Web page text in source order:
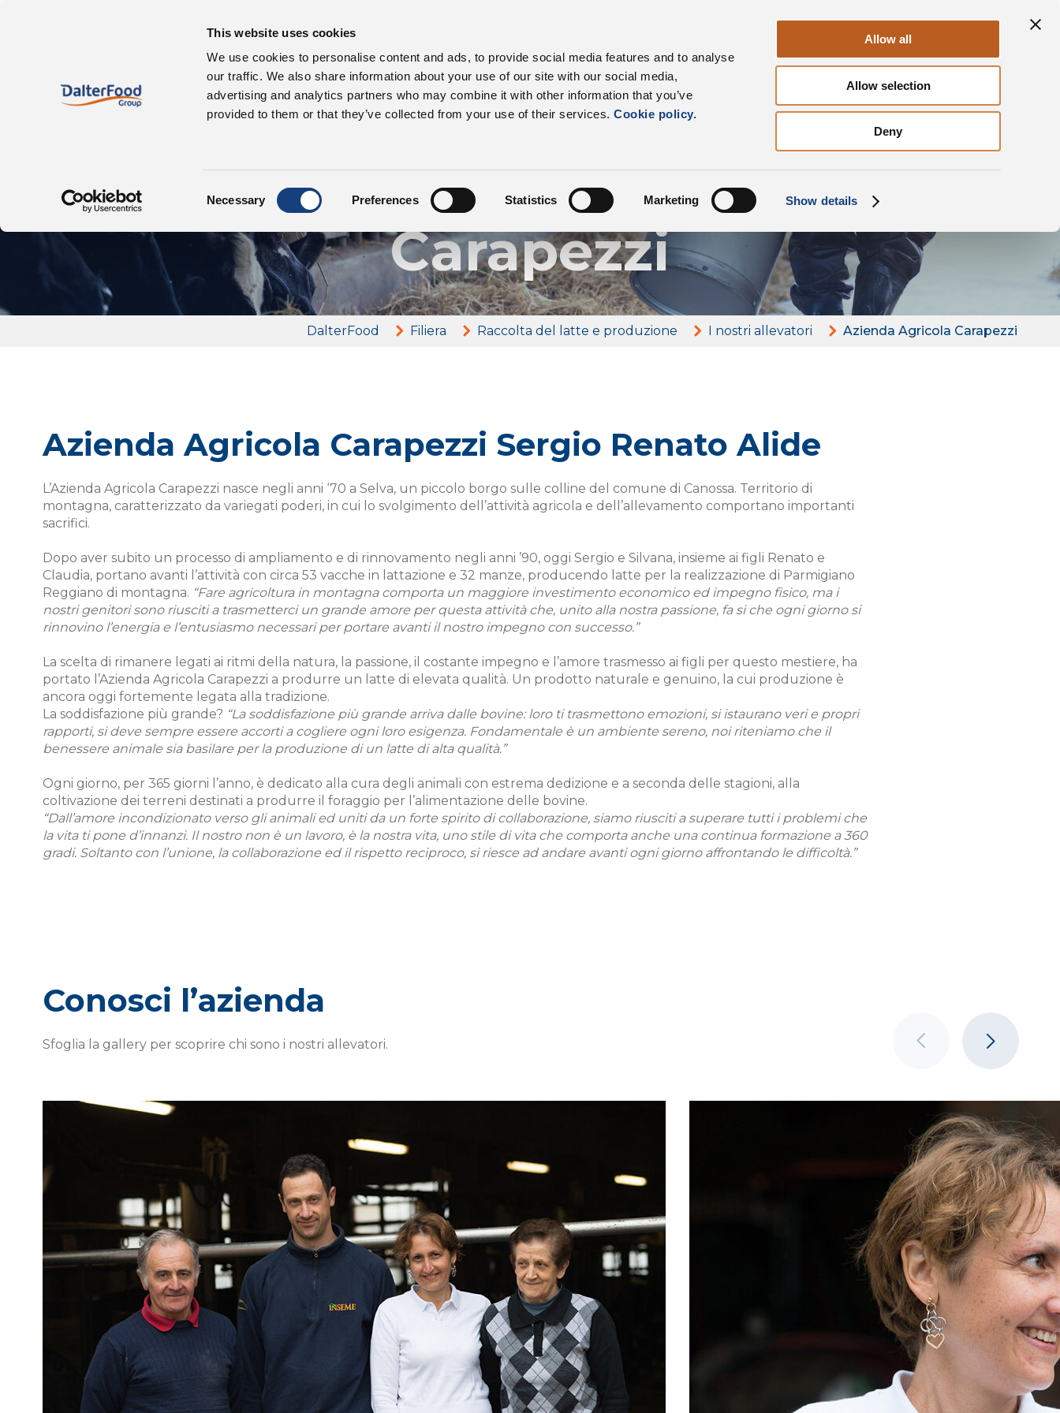
This website uses cookies
We use cookies to personalise content and ads, to provide social media features and to analyse
our traffic. We also share information about your use of our site with our social media,
advertising and analytics partners who may combine it with other information that you’ve
provided to them or that they’ve collected from your use of their services. Cookie policy.
Necessary Preferences Statistics Marketing Show details
Allow all
Allow selection
Deny
Chi siamo Contatti
Azienda Agricola
Carapezzi
I nostri allevatori
DalterFood Filiera Raccolta del latte e produzione I nostri allevatori Azienda Agricola Carapezzi
Azienda Agricola Carapezzi Sergio Renato Alide
L’Azienda Agricola Carapezzi nasce negli anni ‘70 a Selva, un piccolo borgo sulle colline del comune di Canossa. Territorio di
montagna, caratterizzato da variegati poderi, in cui lo svolgimento dell’attività agricola e dell’allevamento comportano importanti
sacrifici.
Dopo aver subito un processo di ampliamento e di rinnovamento negli anni ’90, oggi Sergio e Silvana, insieme ai figli Renato e
Claudia, portano avanti l’attività con circa 53 vacche in lattazione e 32 manze, producendo latte per la realizzazione di Parmigiano
Reggiano di montagna. “Fare agricoltura in montagna comporta un maggiore investimento economico ed impegno fisico, ma i
nostri genitori sono riusciti a trasmetterci un grande amore per questa attività che, unito alla nostra passione, fa si che ogni giorno si
rinnovino l’energia e l’entusiasmo necessari per portare avanti il nostro impegno con successo.”
La scelta di rimanere legati ai ritmi della natura, la passione, il costante impegno e l’amore trasmesso ai figli per questo mestiere, ha
portato l’Azienda Agricola Carapezzi a produrre un latte di elevata qualità. Un prodotto naturale e genuino, la cui produzione è
ancora oggi fortemente legata alla tradizione.
La soddisfazione più grande? “La soddisfazione più grande arriva dalle bovine: loro ti trasmettono emozioni, si istaurano veri e propri
rapporti, si deve sempre essere accorti a cogliere ogni loro esigenza. Fondamentale è un ambiente sereno, noi riteniamo che il
benessere animale sia basilare per la produzione di un latte di alta qualità.”
Ogni giorno, per 365 giorni l’anno, è dedicato alla cura degli animali con estrema dedizione e a seconda delle stagioni, alla
coltivazione dei terreni destinati a produrre il foraggio per l’alimentazione delle bovine.
“Dall’amore incondizionato verso gli animali ed uniti da un forte spirito di collaborazione, siamo riusciti a superare tutti i problemi che
la vita ti pone d’innanzi. Il nostro non è un lavoro, è la nostra vita, uno stile di vita che comporta anche una continua formazione a 360
gradi. Soltanto con l’unione, la collaborazione ed il rispetto reciproco, si riesce ad andare avanti ogni giorno affrontando le difficoltà.”
Conosci l’azienda
Sfoglia la gallery per scoprire chi sono i nostri allevatori.